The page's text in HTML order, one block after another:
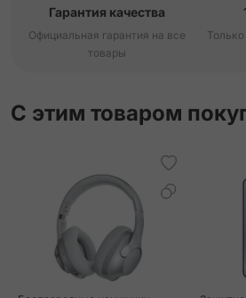
Гарантия качества
Официальная гарантия на все
товары
С этим товаром